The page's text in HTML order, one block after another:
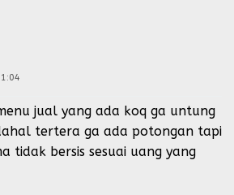
jual yang ada koq ga untung
tertera ga ada potongan tapi
tidak bersis sesuai uang yang